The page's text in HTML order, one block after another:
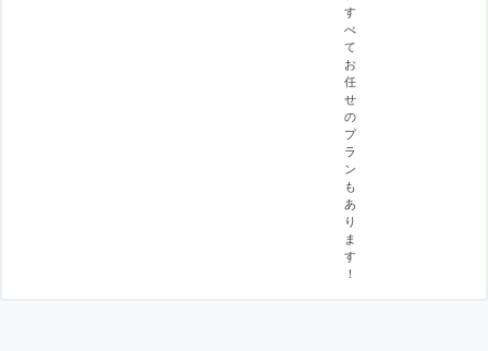
す
べ
て
お
任
せ
の
プ
ラ
ン
も
あ
り
ま
す
！